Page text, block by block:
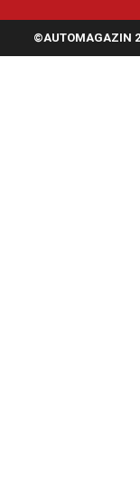
©AUTOMAGAZIN